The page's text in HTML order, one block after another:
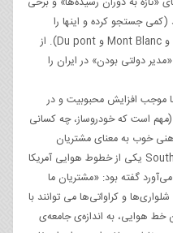
(کمی جستجو کرده و اینها را
مقایسه کنید: Rolex و Patek Philippe و Mont Blanc و Du pont). از
دولتی بودن» در ایران را
موجب افزایش محبوبیت و در
است که خودروساز، چه کسانی
خوب به معنای مشتریان
گرانقیمت نیست. زمانی مدیرعامل SouthWest یکی از خطوط هوایی آمریکا
گفته بود: «مشتریان ما
و کراواتی‌ها می توانند با
خط هوایی، به اندازه‌ی جامعه‌ی